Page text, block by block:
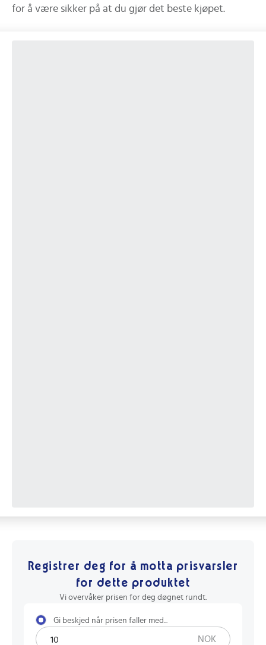
for å være sikker på at du gjør det beste kjøpet.
Registrer deg for å motta prisvarsler
for dette produktet
Vi overvåker prisen for deg døgnet rundt.
Gi beskjed når prisen faller med...
NOK